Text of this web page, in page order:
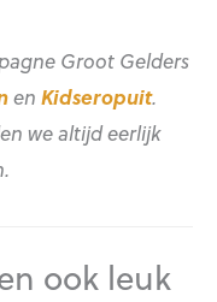
Groot Gelders
en Kidseropuit.
we altijd eerlijk
ook leuk